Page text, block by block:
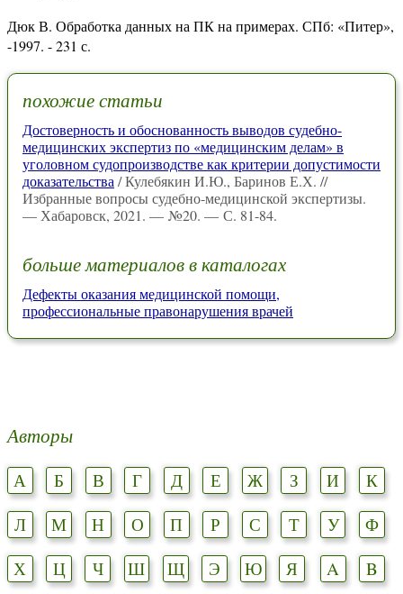
Дюк В. Обработка данных на ПК на примерах. СПб: «Питер»,
-1997. - 231 с.
похожие статьи
Достоверность и обоснованность выводов судебно-
медицинских экспертиз по «медицинским делам» в
уголовном судопроизводстве как критерии допустимости
доказательства/ Кулебякин И.Ю., Баринов Е.Х. //
Избранные вопросы судебно-медицинской экспертизы.
— Хабаровск, 2021. — №20. — С. 81-84.
больше материалов в каталогах
Дефекты оказания медицинской помощи,
профессиональные правонарушения врачей
Авторы
А Б В Г Д Е Ж З И
К
Л
М Н О П Р С Т У
Ф
Х
Ц Ч Ш Щ Э Ю Я A
B